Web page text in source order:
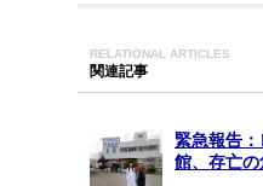
RELATIONAL ARTICLES
関連記事
緊急報告
館、存亡の